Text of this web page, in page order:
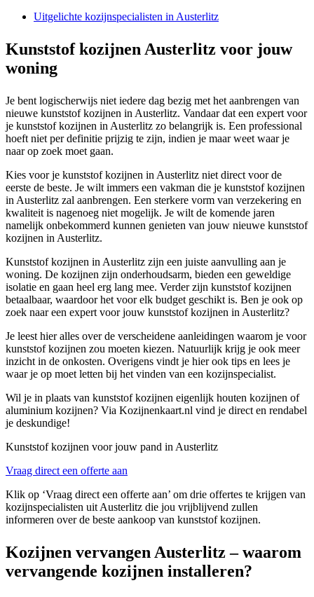
Uitgelichte kozijnspecialisten in Austerlitz
Kunststof kozijnen Austerlitz voor jouw
woning
Je bent logischerwijs niet iedere dag bezig met het aanbrengen van
nieuwe kunststof kozijnen in Austerlitz. Vandaar dat een expert voor
je kunststof kozijnen in Austerlitz zo belangrijk is. Een professional
hoeft niet per definitie prijzig te zijn, indien je maar weet waar je
naar op zoek moet gaan.
Kies voor je kunststof kozijnen in Austerlitz niet direct voor de
eerste de beste. Je wilt immers een vakman die je kunststof kozijnen
in Austerlitz zal aanbrengen. Een sterkere vorm van verzekering en
kwaliteit is nagenoeg niet mogelijk. Je wilt de komende jaren
namelijk onbekommerd kunnen genieten van jouw nieuwe kunststof
kozijnen in Austerlitz.
Kunststof kozijnen in Austerlitz zijn een juiste aanvulling aan je
woning. De kozijnen zijn onderhoudsarm, bieden een geweldige
isolatie en gaan heel erg lang mee. Verder zijn kunststof kozijnen
betaalbaar, waardoor het voor elk budget geschikt is. Ben je ook op
zoek naar een expert voor jouw kunststof kozijnen in Austerlitz?
Je leest hier alles over de verscheidene aanleidingen waarom je voor
kunststof kozijnen zou moeten kiezen. Natuurlijk krijg je ook meer
inzicht in de onkosten. Overigens vindt je hier ook tips en lees je
waar je op moet letten bij het vinden van een kozijnspecialist.
Wil je in plaats van kunststof kozijnen eigenlijk houten kozijnen of
aluminium kozijnen? Via Kozijnenkaart.nl vind je direct en rendabel
je deskundige!
Kunststof kozijnen voor jouw pand in Austerlitz
Vraag direct een offerte aan
Klik op ‘Vraag direct een offerte aan’ om drie offertes te krijgen van
kozijnspecialisten uit Austerlitz die jou vrijblijvend zullen
informeren over de beste aankoop van kunststof kozijnen.
Kozijnen vervangen Austerlitz – waarom
vervangende kozijnen installeren?